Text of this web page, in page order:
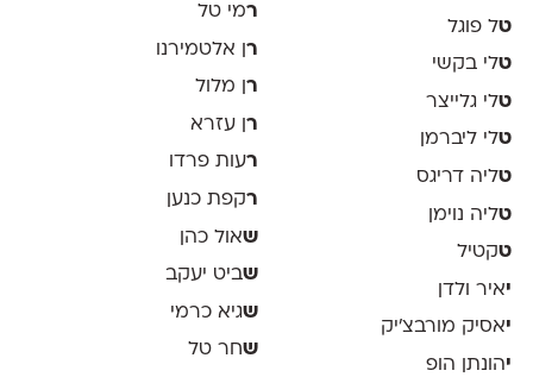
טל פוגל
טלי בקשי
טלי גלייצר
טלי ליברמן
טליה דריגס
טליה נוימן
טקטיל
יאיר ולדן
יאסיק מורבצ'יק
יהונתן הופ
רמי טל
רן אלטמירנו
ר ן מלול
ר ן עזרא
רעות פרדו
רקפת כנען
שאול כהן
שביט יעקב
שגיא כרמי
שחר טל